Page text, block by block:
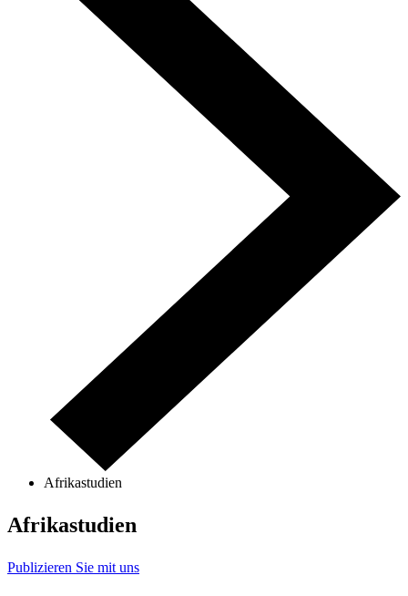
Afrikastudien
Afrikastudien
Publizieren Sie mit uns